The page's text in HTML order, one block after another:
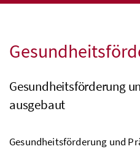
Gesundheitsförderung
ausgebaut
Gesundheitsförderung und